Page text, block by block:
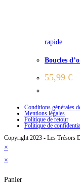
rapide
Boucles
55,99 €
Conditions générales
Mentions légales
Politique de retour
Politique de
Copyright 2023 - Les Trésors
×
×
Panier